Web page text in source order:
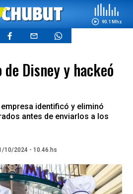
90.1 Mhz
de Disney y hackeó
identificó y eliminó
antes de enviarlos a los
10/2024 - 10.46.hs